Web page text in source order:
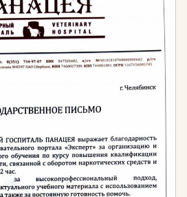
от 29.12.2012 № 273-ФЗ
в Российской Федерации».
России от 29.01.2019 № 48н
стандарта
России от 09.09.2020 № 599н
профессионального стандарта
и озеленению
в учебном центре